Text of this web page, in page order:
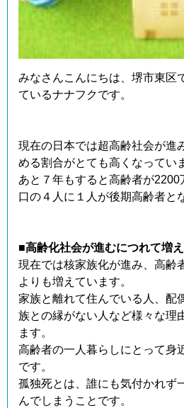
みなさんこんにちは、堺市東区
ているナナフクです。
現在の日本では超高齢社会が進
める割合がとても高くなってい
あと７年もすると高齢者が2200
口の４人に１人が後期高齢者と
■高齢化社会が進むにつれて増
現在では核家族化が進み、高齢
よりも増えています。
家族と離れて住んでいる人、配
族との縁がない人など様々な理
ます。
高齢者の一人暮らしにとって身
です。
孤独死とは、誰にも気付かれず
んでしまうことです。